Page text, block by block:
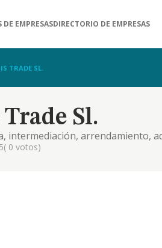
DE EMPRESASDIRECTORIO DE EMPRESAS
TRADE SL.
Sl.
intermediación, arrendamiento,
urbanas
( 0 votos)